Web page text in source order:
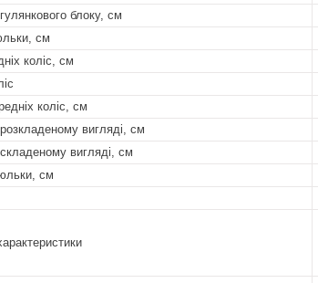
блоку, см
см
коліс, см
коліс, см
вигляді, см
вигляді, см
см